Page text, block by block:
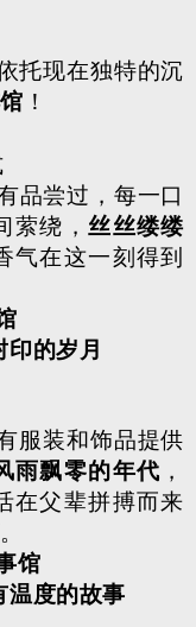
托现在独特的沉
！
品尝过，每一口
萦绕， 丝丝缕缕
气在这一刻得到
的岁月
服装和饰品提供
雨飘零的年代 ，
在父辈拼搏而来
馆
温度的故事